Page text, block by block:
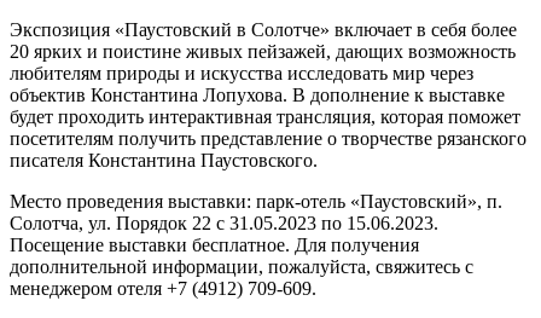
Экспозиция «Паустовский в Солотче» включает в себя более
20 ярких и поистине живых пейзажей, дающих возможность
любителям природы и искусства исследовать мир через
объектив Константина Лопухова. В дополнение к выставке
будет проходить интерактивная трансляция, которая поможет
посетителям получить представление о творчестве рязанского
писателя Константина Паустовского.
Место проведения выставки: парк-отель «Паустовский», п.
Солотча, ул. Порядок 22 с 31.05.2023 по 15.06.2023.
Посещение выставки бесплатное. Для получения
дополнительной информации, пожалуйста, свяжитесь с
менеджером отеля +7 (4912) 709-609.